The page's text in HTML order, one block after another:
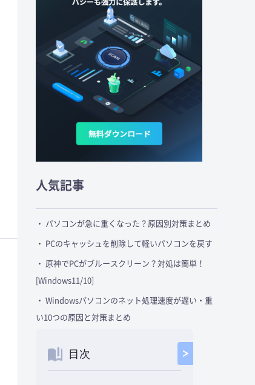
人気記事
・ パソコンが急に重くなった？原因別対策まとめ
・ PCのキャッシュを削除して軽いパソコンを戻す
・ 原神でPCがブルースクリーン？対処は簡単！
[Windows11/10]
・ Windowsパソコンのネット処理速度が遅い・重
い10つの原因と対策まとめ
目次